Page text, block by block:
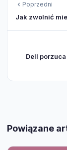
Poprzedni
Jak zwolnić
Dell
Powiązane